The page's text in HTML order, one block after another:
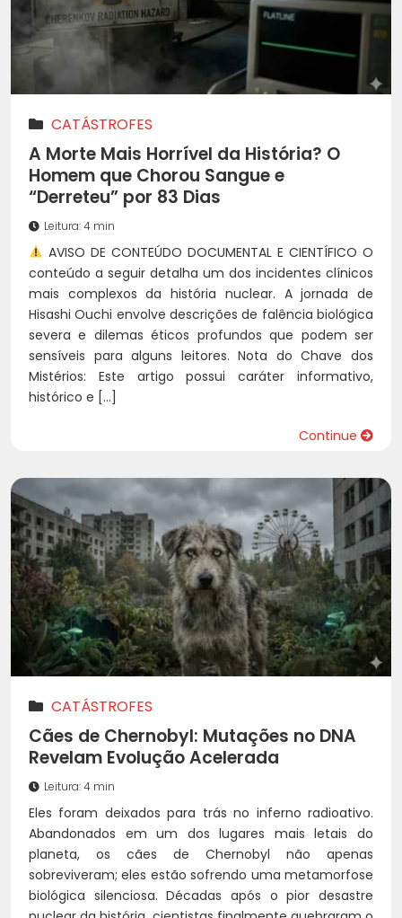
CATÁSTROFES
A Morte Mais Horrível da História? O
Homem que Chorou Sangue e
“Derreteu” por 83 Dias
Leitura: 4 min
AVISO DE CONTEÚDO DOCUMENTAL E CIENTÍFICO O
conteúdo a seguir detalha um dos incidentes clínicos
mais complexos da história nuclear. A jornada de
Hisashi Ouchi envolve descrições de falência biológica
severa e dilemas éticos profundos que podem ser
sensíveis para alguns leitores. Nota do Chave dos
Mistérios: Este artigo possui caráter informativo,
histórico e […]
Continue
CATÁSTROFES
Cães de Chernobyl: Mutações no DNA
Revelam Evolução Acelerada
Leitura: 4 min
Eles foram deixados para trás no inferno radioativo.
Abandonados em um dos lugares mais letais do
planeta, os cães de Chernobyl não apenas
sobreviveram; eles estão sofrendo uma metamorfose
biológica silenciosa. Décadas após o pior desastre